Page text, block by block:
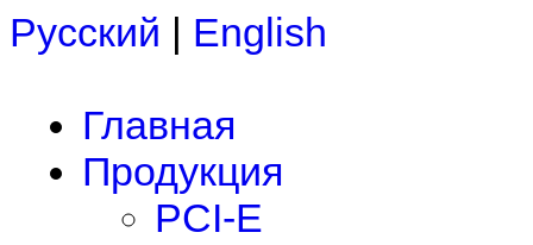
Русский | English
Главная
Продукция
PCI-E